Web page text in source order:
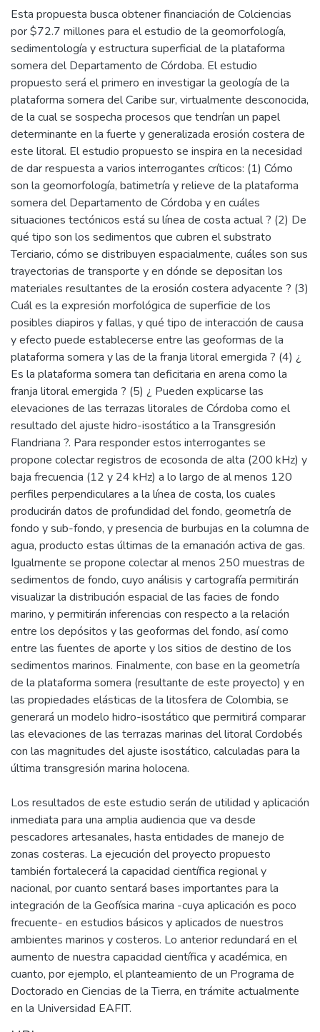
Esta propuesta busca obtener financiación de Colciencias
por $72.7 millones para el estudio de la geomorfología,
sedimentología y estructura superficial de la plataforma
somera del Departamento de Córdoba. El estudio
propuesto será el primero en investigar la geología de la
plataforma somera del Caribe sur, virtualmente desconocida,
de la cual se sospecha procesos que tendrían un papel
determinante en la fuerte y generalizada erosión costera de
este litoral. El estudio propuesto se inspira en la necesidad
de dar respuesta a varios interrogantes críticos: (1) Cómo
son la geomorfología, batimetría y relieve de la plataforma
somera del Departamento de Córdoba y en cuáles
situaciones tectónicos está su línea de costa actual ? (2) De
qué tipo son los sedimentos que cubren el substrato
Terciario, cómo se distribuyen espacialmente, cuáles son sus
trayectorias de transporte y en dónde se depositan los
materiales resultantes de la erosión costera adyacente ? (3)
Cuál es la expresión morfológica de superficie de los
posibles diapiros y fallas, y qué tipo de interacción de causa
y efecto puede establecerse entre las geoformas de la
plataforma somera y las de la franja litoral emergida ? (4) ¿
Es la plataforma somera tan deficitaria en arena como la
franja litoral emergida ? (5) ¿ Pueden explicarse las
elevaciones de las terrazas litorales de Córdoba como el
resultado del ajuste hidro-isostático a la Transgresión
Flandriana ?. Para responder estos interrogantes se
propone colectar registros de ecosonda de alta (200 kHz) y
baja frecuencia (12 y 24 kHz) a lo largo de al menos 120
perfiles perpendiculares a la línea de costa, los cuales
producirán datos de profundidad del fondo, geometría de
fondo y sub-fondo, y presencia de burbujas en la columna de
agua, producto estas últimas de la emanación activa de gas.
Igualmente se propone colectar al menos 250 muestras de
sedimentos de fondo, cuyo análisis y cartografía permitirán
visualizar la distribución espacial de las facies de fondo
marino, y permitirán inferencias con respecto a la relación
entre los depósitos y las geoformas del fondo, así como
entre las fuentes de aporte y los sitios de destino de los
sedimentos marinos. Finalmente, con base en la geometría
de la plataforma somera (resultante de este proyecto) y en
las propiedades elásticas de la litosfera de Colombia, se
generará un modelo hidro-isostático que permitirá comparar
las elevaciones de las terrazas marinas del litoral Cordobés
con las magnitudes del ajuste isostático, calculadas para la
última transgresión marina holocena.
Los resultados de este estudio serán de utilidad y aplicación
inmediata para una amplia audiencia que va desde
pescadores artesanales, hasta entidades de manejo de
zonas costeras. La ejecución del proyecto propuesto
también fortalecerá la capacidad científica regional y
nacional, por cuanto sentará bases importantes para la
integración de la Geofísica marina -cuya aplicación es poco
frecuente- en estudios básicos y aplicados de nuestros
ambientes marinos y costeros. Lo anterior redundará en el
aumento de nuestra capacidad científica y académica, en
cuanto, por ejemplo, el planteamiento de un Programa de
Doctorado en Ciencias de la Tierra, en trámite actualmente
en la Universidad EAFIT.